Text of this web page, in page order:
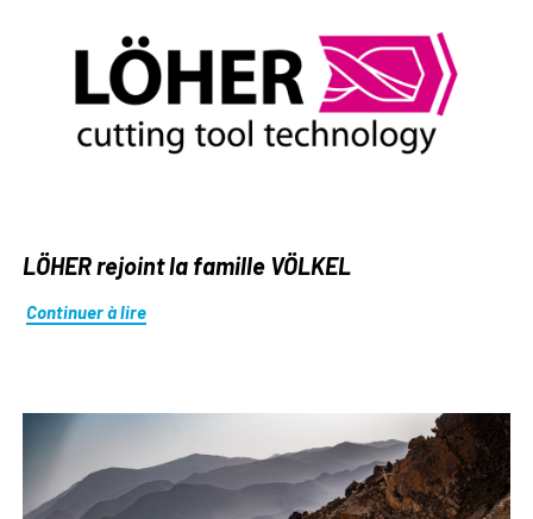
LÖHER rejoint la famille VÖLKEL
Continuer à lire